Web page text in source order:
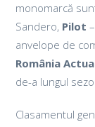
monomarcă
Sandero, Pilot
anvelope de
România
de-a lungul
Clasamentul